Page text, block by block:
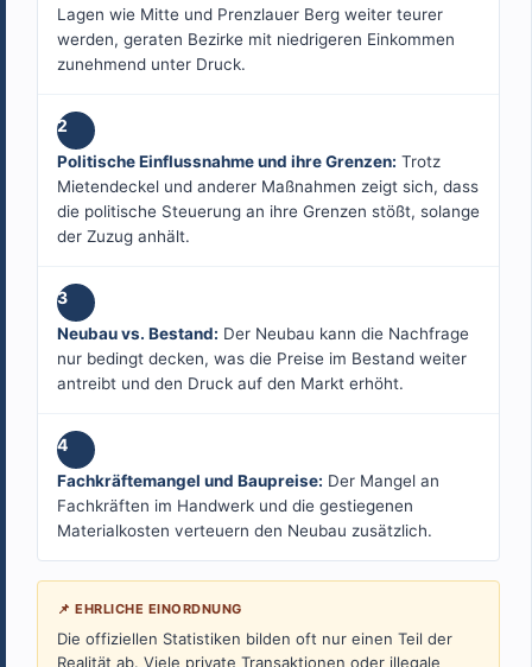
Lagen wie Mitte und Prenzlauer Berg weiter teurer
werden, geraten Bezirke mit niedrigeren Einkommen
zunehmend unter Druck.
2
Politische Einflussnahme und ihre Grenzen: Trotz
Mietendeckel und anderer Maßnahmen zeigt sich, dass
die politische Steuerung an ihre Grenzen stößt, solange
der Zuzug anhält.
3
Neubau vs. Bestand: Der Neubau kann die Nachfrage
nur bedingt decken, was die Preise im Bestand weiter
antreibt und den Druck auf den Markt erhöht.
4
Fachkräftemangel und Baupreise: Der Mangel an
Fachkräften im Handwerk und die gestiegenen
Materialkosten verteuern den Neubau zusätzlich.
📌 EHRLICHE EINORDNUNG
Die offiziellen Statistiken bilden oft nur einen Teil der
Realität ab. Viele private Transaktionen oder illegale